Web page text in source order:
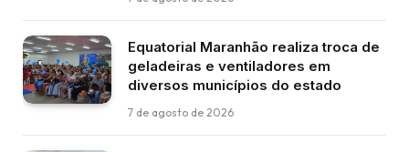
Equatorial Maranhão realiza troca de
geladeiras e ventiladores em
diversos municípios do estado
7 de agosto de 2026